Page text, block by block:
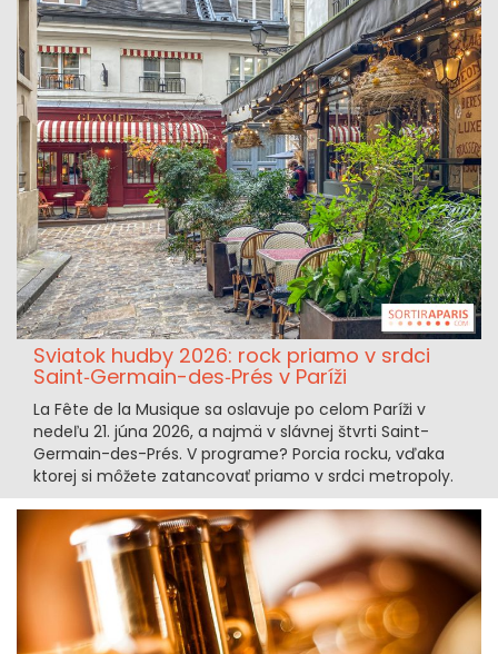
Sviatok hudby 2026: rock priamo v srdci
Saint‑Germain-des‑Prés v Paríži
La Fête de la Musique sa oslavuje po celom Paríži v
nedeľu 21. júna 2026, a najmä v slávnej štvrti Saint-
Germain-des-Prés. V programe? Porcia rocku, vďaka
ktorej si môžete zatancovať priamo v srdci metropoly.